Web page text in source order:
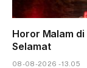
Horor Malam
Selamat
08-08-2026 - 13.05